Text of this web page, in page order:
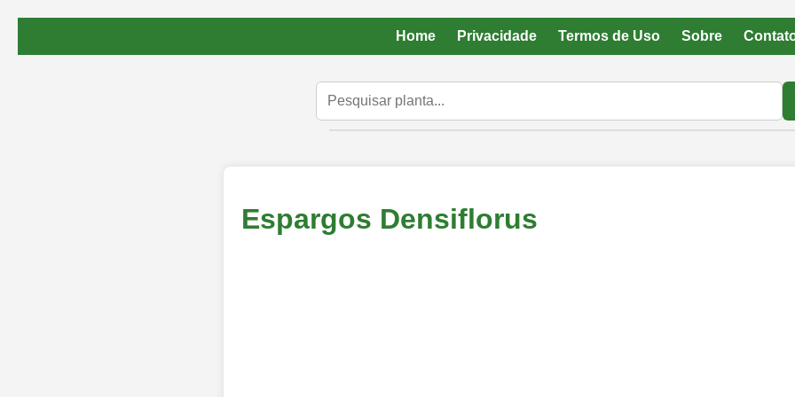
Home Privacidade Termos de Uso Sobre
Espargos Densiflorus